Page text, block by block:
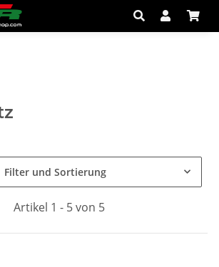
Filter und Sortierung
Artikel 1 - 5 von 5